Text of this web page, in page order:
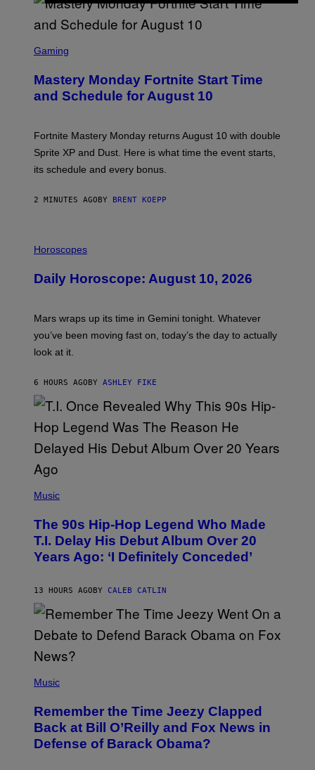
C
E
N
S
T
E
P
I
G
Gaming
Mastery Monday Fortnite Start Time
and Schedule for August 10
Fortnite Mastery Monday returns August 10 with double
Sprite XP and Dust. Here is what time the event starts,
its schedule and every bonus.
2 MINUTES AGO BY BRENT KOEPP
L
S
T
I
O
N
R
E
E
A
Horoscopes
Daily Horoscope: August 10, 2026
Mars wraps up its time in Gemini tonight. Whatever
you’ve been moving fast on, today’s the day to actually
look at it.
6 HOURS AGO BY ASHLEY FIKE
P
O
B
Y
H
N
N
U
N
E
/
I
R
E
M
Music
The 90s Hip-Hop Legend Who Made
T.I. Delay His Debut Album Over 20
Years Ago: ‘I Definitely Conceded’
13 HOURS AGO BY CALEB CATLIN
P
T
O
B
Music
Remember the Time Jeezy Clapped
Back at Bill O’Reilly and Fox News in
Defense of Barack Obama?